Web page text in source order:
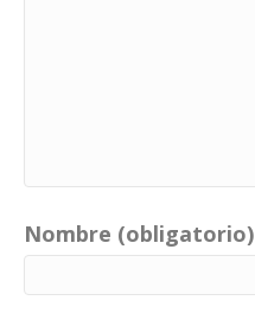
Nombre (obligatorio)